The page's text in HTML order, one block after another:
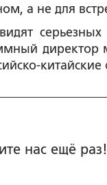
а не для
директор
нас ещё